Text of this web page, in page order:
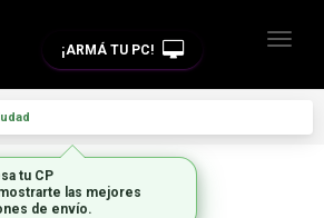
¡ARMÁ TU PC!
Notebooks
tu CP
las mejores
de envío.